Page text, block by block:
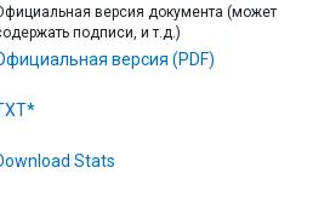
версия документа (может
подписи, и т.д.)
версия (PDF)
Stats